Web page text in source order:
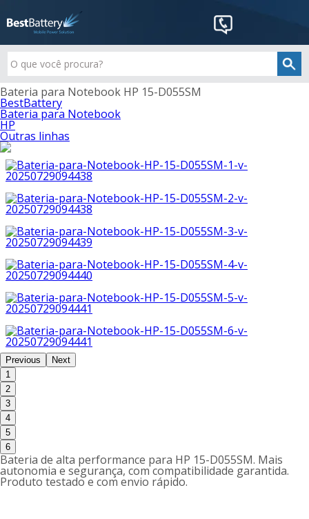
Bateria para Notebook HP 15-D055SM
BestBattery
Bateria para Notebook
HP
Outras linhas
Previous
Next
1
2
3
4
5
6
Bateria de alta performance para HP 15-D055SM. Mais
autonomia e segurança, com compatibilidade garantida.
Produto testado e com envio rápido.